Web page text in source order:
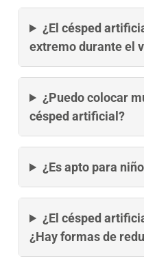
¿El césped
extremo durante el
¿Puedo colocar
césped artificial?
¿Es apto para
¿El césped
¿Hay formas de